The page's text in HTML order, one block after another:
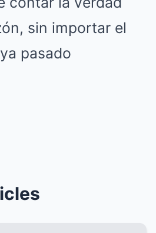
sin importar el
pasado